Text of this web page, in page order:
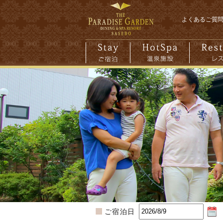
よくあるご質問
ご宿泊日